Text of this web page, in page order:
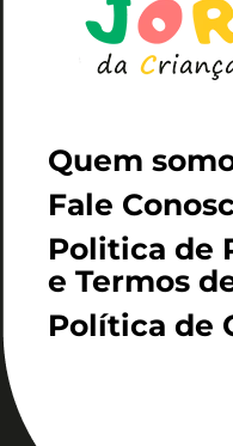
Quem
Fale
Politica de
e Termos
Política de